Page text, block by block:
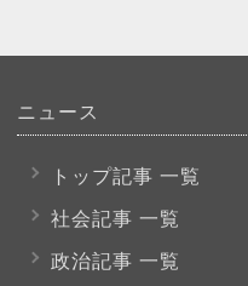
ニュース
トップ記事 一覧
社会記事 一覧
政治記事 一覧